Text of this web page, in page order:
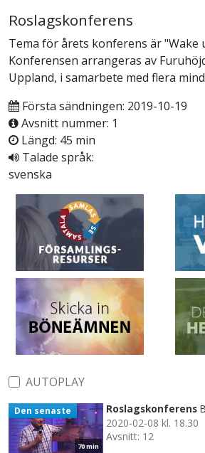
Roslagskonferens
Tema för årets konferens är "Wake
Konferensen arrangeras av
Uppland, i samarbete med flera
Första sändningen: 2019-10-19
Avsnitt nummer: 1
Längd: 45 min
Talade språk:
svenska
AUTOPLAY
70 min
Den senaste Roslagskonferens
2020-02-08 kl. 18.30
Avsnitt: 12